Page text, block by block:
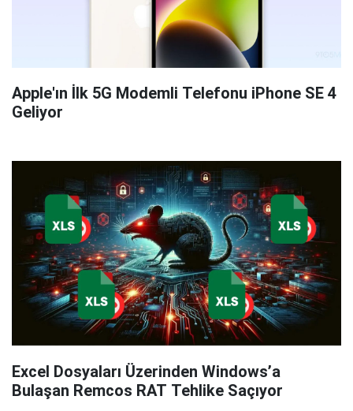
Apple'ın İlk 5G Modemli Telefonu iPhone SE 4
Geliyor
Excel Dosyaları Üzerinden Windows’a
Bulaşan Remcos RAT Tehlike Saçıyor